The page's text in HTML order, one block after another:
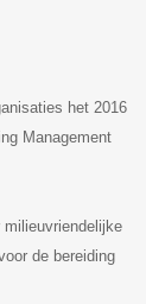
het 2016
Management
milieuvriendelijke
de bereiding